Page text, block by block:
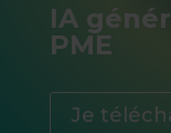
IA
PME
Je